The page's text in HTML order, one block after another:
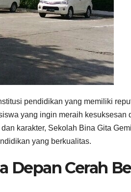
pendidikan yang memiliki
yang ingin meraih kesuksesan
karakter, Sekolah Bina Gita
yang berkualitas.
Depan Cerah